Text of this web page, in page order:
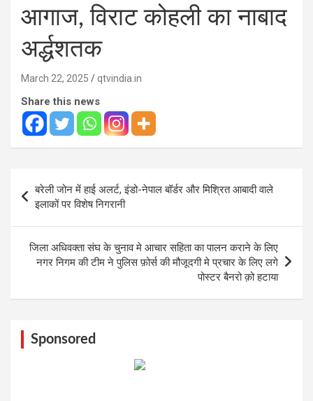
आगाज, विराट कोहली का नाबाद
अर्द्धशतक
March 22, 2025 qtvindia.in
Share this news
navigation
बरेली जोन में हाई अलर्ट, इंडो-नेपाल बॉर्डर और मिश्रित आबादी वाले
इलाकों पर विशेष निगरानी
जिला अधिवक्ता संघ के चुनाव मे आचार सहिता का पालन कराने के लिए
नगर निगम की टीम ने पुलिस फ़ोर्स की मौजूदगी मे प्रचार के लिए लगे
पोस्टर बैनरो क़ो हटाया
Sponsored